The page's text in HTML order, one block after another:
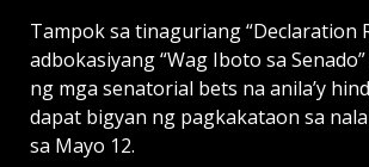
Tampok sa tinaguriang “Declaration
adbokasiyang “Wag Iboto sa
ng mga senatorial bets na anila’y
dapat bigyan ng pagkakataon sa
sa Mayo 12.